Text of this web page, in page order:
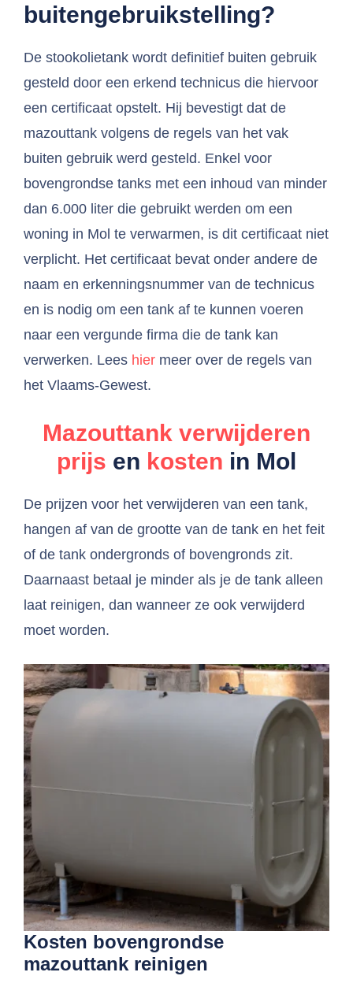
buitengebruikstelling?
De stookolietank wordt definitief buiten gebruik
gesteld door een erkend technicus die hiervoor
een certificaat opstelt. Hij bevestigt dat de
mazouttank volgens de regels van het vak
buiten gebruik werd gesteld. Enkel voor
bovengrondse tanks met een inhoud van minder
dan 6.000 liter die gebruikt werden om een
woning in Mol te verwarmen, is dit certificaat niet
verplicht. Het certificaat bevat onder andere de
naam en erkenningsnummer van de technicus
en is nodig om een tank af te kunnen voeren
naar een vergunde firma die de tank kan
verwerken. Lees hier meer over de regels van
het Vlaams-Gewest.
Mazouttank verwijderen
prijs en kosten in Mol
De prijzen voor het verwijderen van een tank,
hangen af van de grootte van de tank en het feit
of de tank ondergronds of bovengronds zit.
Daarnaast betaal je minder als je de tank alleen
laat reinigen, dan wanneer ze ook verwijderd
moet worden.
Kosten bovengrondse
mazouttank reinigen